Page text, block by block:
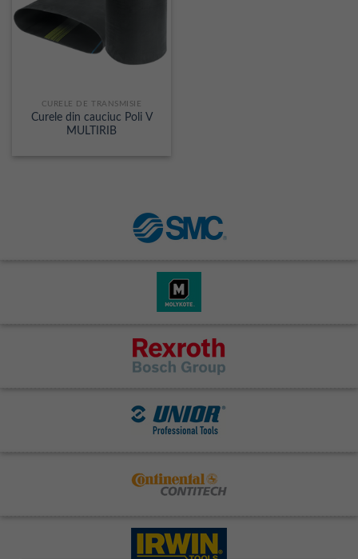
CURELE DE TRANSMISIE
Curele din cauciuc Poli V
MULTIRIB